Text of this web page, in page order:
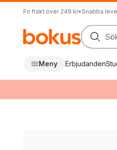
Fri frakt över 249 kr• Snabba
Meny Erbjudanden